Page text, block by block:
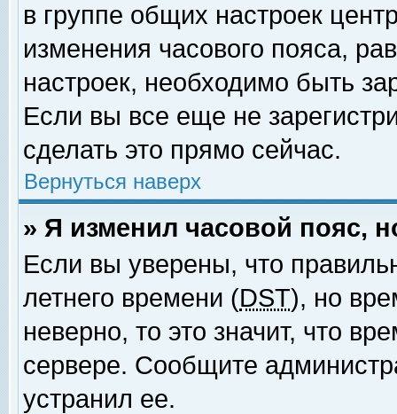
в группе общих настроек
изменения часового пояса,
настроек, необходимо быть
Если вы все еще не
сделать это прямо сейчас.
Вернуться наверх
» Я изменил часовой пояс,
Если вы уверены, что
летнего времени (DST), но
неверно, то это значит, что
сервере. Сообщите
устранил ее.